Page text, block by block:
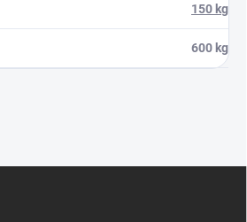
150 kg
600 kg